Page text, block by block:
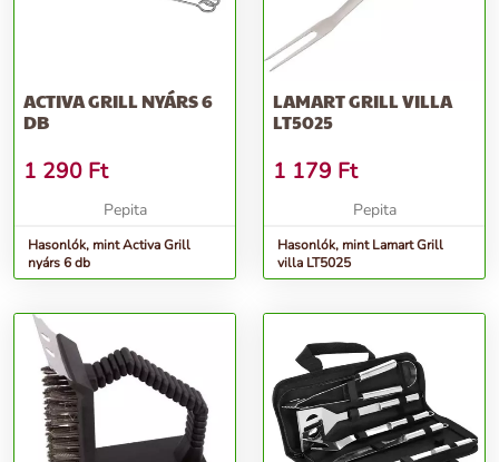
ACTIVA GRILL NYÁRS 6
DB
1 290 Ft
Pepita
Hasonlók, mint Activa Grill
nyárs 6 db
LAMART GRILL VILLA
LT5025
1 179 Ft
Pepita
Hasonlók, mint Lamart Grill
villa LT5025